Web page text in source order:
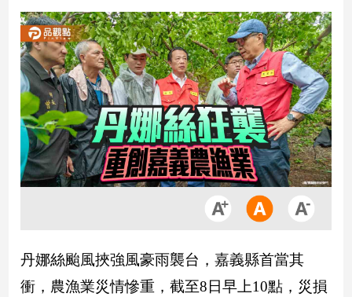
產
經/
股
市
房
地
產
品
政
治
丹娜絲颱風挾強風豪雨襲台，嘉義縣首當其
衝，農漁業災情慘重，截至8日早上10點，災損